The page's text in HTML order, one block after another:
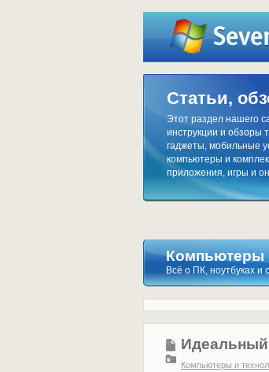
Статьи,
Этот раздел нашего
инструкции и обзоры
гаджеты, мобильные
компьютеры и
приложения, игры и
Компьютеры
Всё о ПК, ноутбуках и
Компьютеры и